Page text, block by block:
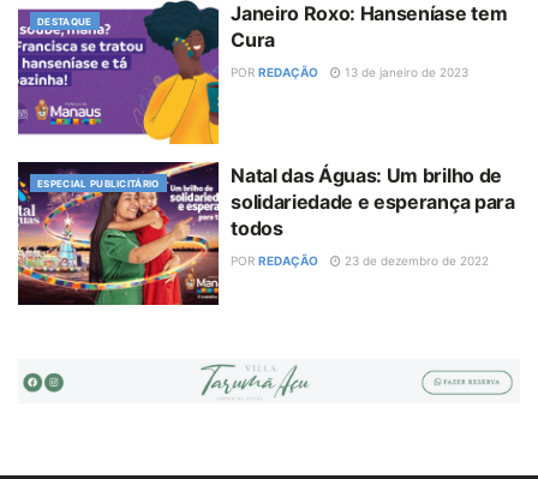
DESTAQUE
Janeiro Roxo: Hanseníase tem
Cura
POR REDAÇÃO 13 de janeiro de 2023
ESPECIAL PUBLICITÁRIO
Natal das Águas: Um brilho de
solidariedade e esperança para
todos
POR REDAÇÃO 23 de dezembro de 2022